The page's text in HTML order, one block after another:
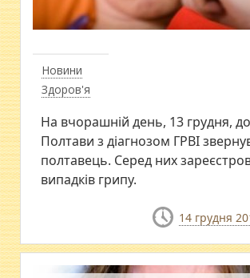
Новини
Здоров'я
На вчорашній день, 13 грудня,
Полтави з діагнозом ГРВІ
полтавець. Серед них
випадків грипу.
14 грудня